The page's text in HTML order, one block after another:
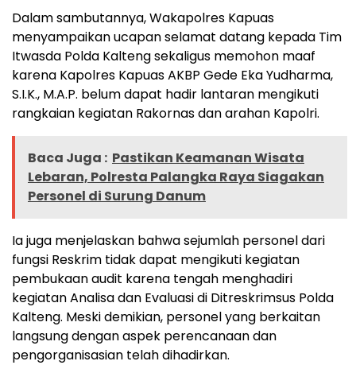
Dalam sambutannya, Wakapolres Kapuas
menyampaikan ucapan selamat datang kepada Tim
Itwasda Polda Kalteng sekaligus memohon maaf
karena Kapolres Kapuas AKBP Gede Eka Yudharma,
S.I.K., M.A.P. belum dapat hadir lantaran mengikuti
rangkaian kegiatan Rakornas dan arahan Kapolri.
Baca Juga : Pastikan Keamanan Wisata
Lebaran, Polresta Palangka Raya Siagakan
Personel di Surung Danum
Ia juga menjelaskan bahwa sejumlah personel dari
fungsi Reskrim tidak dapat mengikuti kegiatan
pembukaan audit karena tengah menghadiri
kegiatan Analisa dan Evaluasi di Ditreskrimsus Polda
Kalteng. Meski demikian, personel yang berkaitan
langsung dengan aspek perencanaan dan
pengorganisasian telah dihadirkan.